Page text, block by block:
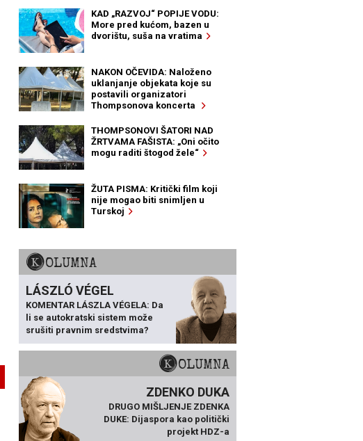
KAD „RAZVOJ“ POPIJE VODU:
More pred kućom, bazen u
dvorištu, suša na vratima
NAKON OČEVIDA: Naloženo
uklanjanje objekata koje su
postavili organizatori
Thompsonova koncerta
THOMPSONOVI ŠATORI NAD
ŽRTVAMA FAŠISTA: „Oni očito
mogu raditi štogod žele“
ŽUTA PISMA: Kritički film koji
nije mogao biti snimljen u
Turskoj
KOLUMNA
LÁSZLÓ VÉGEL
KOMENTAR LÁSZLA VÉGELA: Da
li se autokratski sistem može
srušiti pravnim sredstvima?
KOLUMNA
ZDENKO DUKA
DRUGO MIŠLJENJE ZDENKA
DUKE: Dijaspora kao politički
projekt HDZ-a